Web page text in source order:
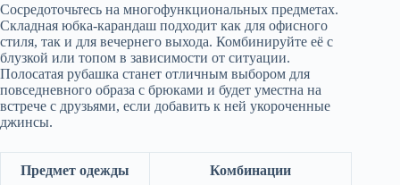
Сосредоточьтесь на многофункциональных предметах.
Складная юбка-карандаш подходит как для офисного
стиля, так и для вечернего выхода. Комбинируйте её с
блузкой или топом в зависимости от ситуации.
Полосатая рубашка станет отличным выбором для
повседневного образа с брюками и будет уместна на
встрече с друзьями, если добавить к ней укороченные
джинсы.
Предмет одежды Комбинации